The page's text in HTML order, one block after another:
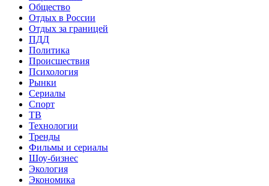
Общество
Отдых в России
Отдых за границей
ПДД
Политика
Происшествия
Психология
Рынки
Сериалы
Спорт
ТВ
Технологии
Тренды
Фильмы и сериалы
Шоу-бизнес
Экология
Экономика